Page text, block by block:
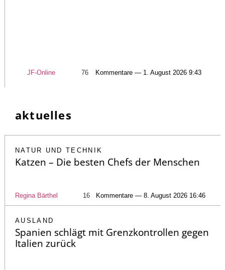
JF-Online 76 Kommentare — 1. August 2026 9:43
aktuelles
NATUR UND TECHNIK
Katzen – Die besten Chefs der Menschen
Regina Bärthel 16 Kommentare — 8. August 2026 16:46
AUSLAND
Spanien schlägt mit Grenzkontrollen gegen
Italien zurück